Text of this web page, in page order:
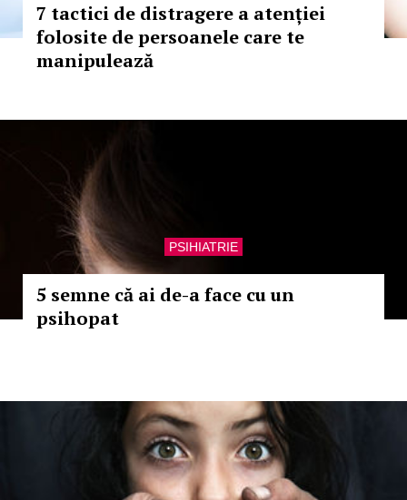
7 tactici de distragere a atenției
folosite de persoanele care te
manipulează
PSIHIATRIE
5 semne că ai de-a face cu un
psihopat